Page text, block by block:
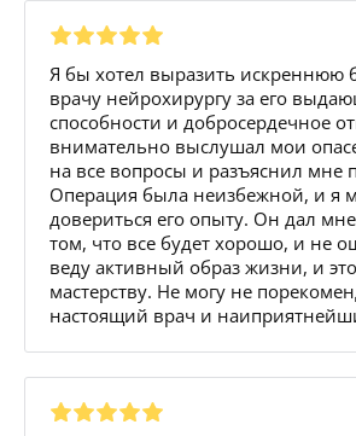
Я бы хотел выразить искреннюю
врачу нейрохирургу за его
способности и добросердечное
внимательно выслушал мои
на все вопросы и разъяснил мне
Операция была неизбежной, и я
довериться его опыту. Он дал
том, что все будет хорошо, и не
веду активный образ жизни, и
мастерству. Не могу не
настоящий врач и